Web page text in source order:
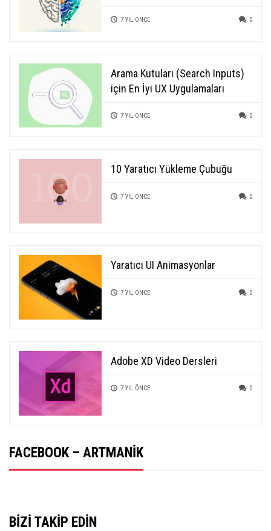
7 YIL ÖNCE 0
Arama Kutuları (Search Inputs)
için En İyi UX Uygulamaları
7 YIL ÖNCE 0
10 Yaratıcı Yükleme Çubuğu
7 YIL ÖNCE 0
Yaratıcı UI Animasyonlar
7 YIL ÖNCE 0
Adobe XD Video Dersleri
7 YIL ÖNCE 0
FACEBOOK – ARTMANIK
BIZI TAKIP EDIN